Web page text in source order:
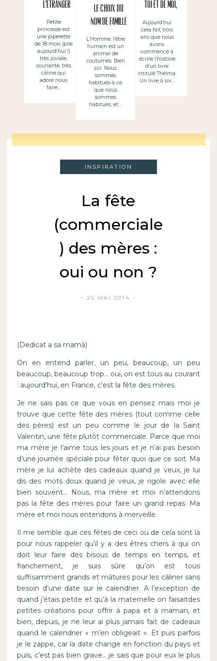
l’étranger
Petite
princesse est
une pipelette
de 18 mois (pile
aujourd’hui !)
très joviale,
souriante, très
câline qui
adore nous
faire…
Le choix du
nom de famille
L’Homme, l’être
humain est un
animal de
coutumes. Bien
sûr. Nous
sommes
habitués à ce
que nous
sommes
habitués, et…
toi et de moi,
de nous
Aujourd’hui
cela fait trois
ans que nous
avons
commencé à
écrire l’histoire
d’un livre
intitulé Thelma.
Un livre à six…
INSPIRATION
La fête
(commerciale
) des mères :
oui ou non ?
25 MAI 2014
(Dedicat a sa mamà)
On en entend parler, un peu, beaucoup, un peu
beaucoup, beaucoup trop… oui, on est tous au courant
: aujourd’hui, en France, c’est la fête des mères.
Je ne sais pas ce que vous en pensez mais moi je
trouve que cette fête des mères (tout comme celle
des pères) est un peu comme le jour de la Saint
Valentin, une fête plutôt commerciale. Parce que moi
ma mère je l’aime tous les jours et je n’ai pas besoin
d’une journée spéciale pour fêter quoi que ce soit. Ma
mère je lui achète des cadeaux quand je veux, je lui
dis des mots doux quand je veux, je rigole avec elle
bien souvent… Nous, ma mère et moi n’attendons
pas la fête des mères pour faire un grand repas. Ma
mère et moi nous entendons à merveille.
Il me semble que ces fêtes de ceci ou de cela sont là
pour nous rappeler qu’il y a des êtres chers à qui on
doit leur faire des bisous de temps en temps, et
franchement, je suis sûre qu’on est tous
suffisamment grands et mâtures pour les câliner sans
besoin d’une date sur le calendrier. A l’exception de
quand j’étais petite et qu’à la maternelle on faisaitdes
petites créations pour offrir à papa et à maman, et
bien, depuis, je ne leur ai plus jamais fait de cadeaux
quand le calendrier « m’en obligeait ». Et puis parfois
je le zappe, car la date change en fonction du pays et
puis, c’est pas bien grave… je sais que pour eux le plus